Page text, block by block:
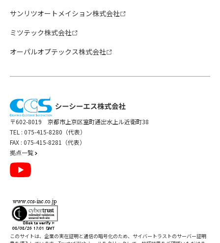
サンリツオートメイション株式会社
ミツテック株式会社
オーパルオプテックス株式会社
〒602-8019 京都市上京区室町通出水上ル近衛町38
TEL : 075-415-8280（代表）
FAX : 075-415-8281（代表）
拠点一覧
このサイトは、企業の実在証明と通信の暗号化のため、サイバートラストのサーバー証明